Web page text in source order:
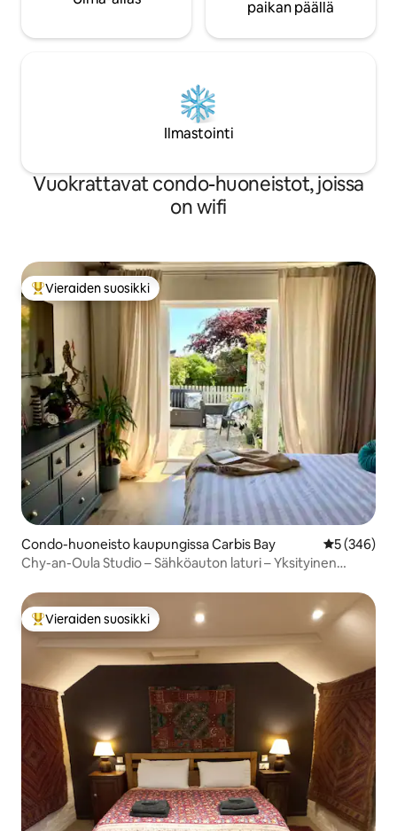
paikan päällä
Ilmastointi
Vuokrattavat condo-huoneistot, joissa
on wifi
Vieraiden suosikkien parhaimmistoa
Vieraiden suosikki
Condo-huoneisto kaupungissa Carbis Bay
5 (346)
Chy-an-Oula Studio – Sähköauton laturi – Yksityinen
Vieraiden suosikkien parhaimmistoa
Vieraiden suosikki